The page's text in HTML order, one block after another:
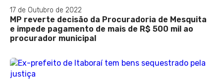
17 de Outubro de 2022
MP reverte decisão da Procuradoria de Mesquita
e impede pagamento de mais de R$ 500 mil ao
procurador municipal